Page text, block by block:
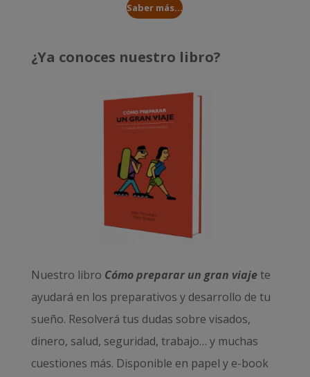
Saber más...
¿Ya conoces nuestro libro?
Nuestro libro Cómo preparar un gran viajete
ayudará en los preparativos y desarrollo de tu
sueño. Resolverá tus dudas sobre visados,
dinero, salud, seguridad, trabajo… y muchas
cuestiones más. Disponible en papel y e-book